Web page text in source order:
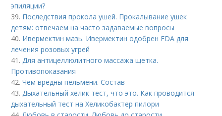
эпиляции?
39. Последствия прокола ушей. Прокалывание ушек
детям: отвечаем на часто задаваемые вопросы
40. Ивермектин мазь. Ивермектин одобрен FDA для
лечения розовых угрей
41.Для антицеллюлитного массажа щетка.
Противопоказания
42.Чем вредны пельмени. Состав
43.Дыхательный хелик тест, что это. Как проводится
дыхательный тест на Хеликобактер пилори